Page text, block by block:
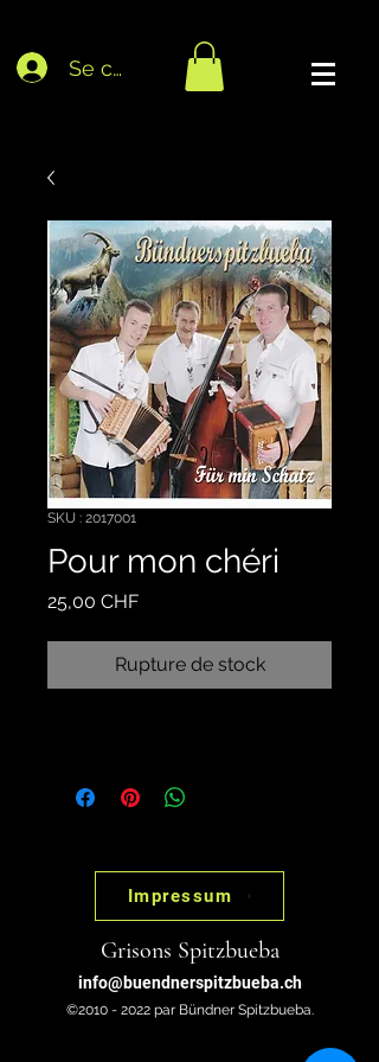
Se connecter
SKU : 2017001
Pour mon chéri
25,00 CHFPrix
Rupture de stock
Impressum
Grisons Spitzbueba
info@buendnerspitzbueba.ch
©2010 - 2022 par Bündner Spitzbueba.